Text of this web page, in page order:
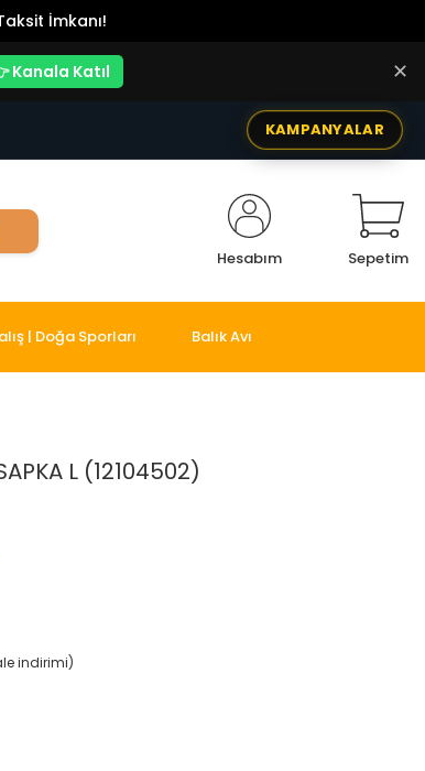
İmkanı!
Kanala Katıl ✕
KAMPANYALAR
Hesabım Sepetim
| Doğa Sporları Balık Avı
L (12104502)
indirimi)